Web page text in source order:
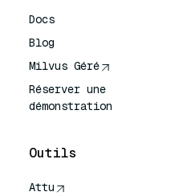
Docs
Blog
Milvus Géré
Réserver une
démonstration
Outils
Attu